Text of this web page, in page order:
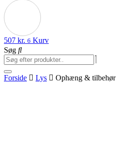
507 kr. 6 Kurv
Søg
Forside Lys Ophæng & tilbehør